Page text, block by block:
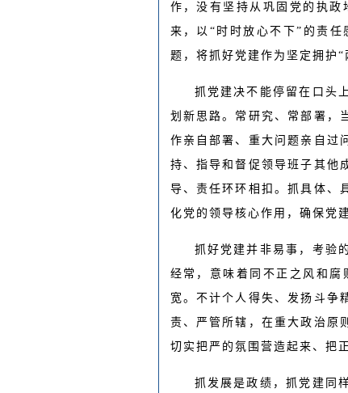
作，没有坚持从巩固党的执
来，以“时时放心不下”的责
题，将抓好党建作为坚定拥护“
抓党建决不能停留在口头
划新思路。常研究、常部署，
作亲自部署、重大问题亲自过
持、指导和督促领导班子其他
导、责任环环相扣。抓具体、
化党的领导核心作用，确保党
抓好党建并非易事，考验
经常，意味着同不正之风和
宽。不计个人得失、发扬斗争
责、严管所辖，在重大政治原
切实把严的氛围营造起来、把
抓发展是政绩，抓党建同